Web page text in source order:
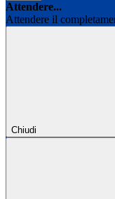
Attendere...
Attendere il
Chiudi